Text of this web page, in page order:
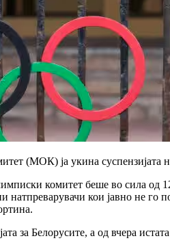
(МОК) ја укина суспензијата
комитет беше во сила од
натпреварувачи кои јавно не
за Белорусите, а од вчера